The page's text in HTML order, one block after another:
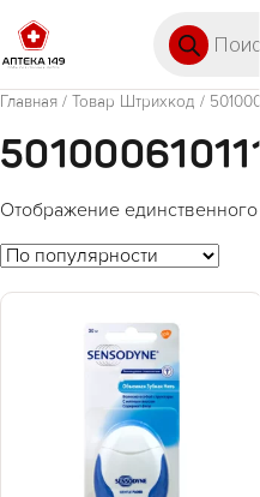
Главная / Товар Штрихкод /
Отображение единственного